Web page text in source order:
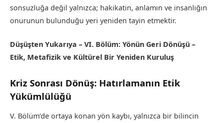
sonsuzluğa değil yalnızca; hakikatin, anlamın ve insanlığın
onurunun bulunduğu yeri yeniden tayin etmektir.
Düşüşten Yukarıya – VI. Bölüm: Yönün Geri Dönüşü –
Etik, Metafizik ve Kültürel Bir Yeniden Kuruluş
Kriz Sonrası Dönüş: Hatırlamanın Etik
Yükümlülüğü
V. Bölüm’de ortaya konan yön kaybı, yalnızca bir bilincin